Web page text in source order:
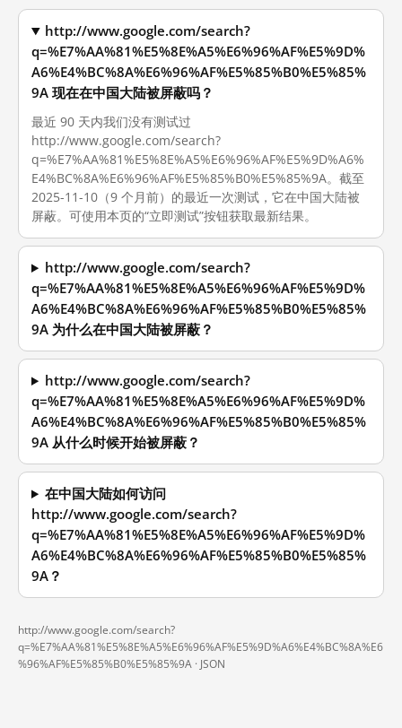
http://www.google.com/search?
q=%E7%AA%81%E5%8E%A5%E6%96%AF%E5%9D%
A6%E4%BC%8A%E6%96%AF%E5%85%B0%E5%85%
9A 现在在中国大陆被屏蔽吗？
最近 90 天内我们没有测试过
http://www.google.com/search?
q=%E7%AA%81%E5%8E%A5%E6%96%AF%E5%9D%A6%
E4%BC%8A%E6%96%AF%E5%85%B0%E5%85%9A。截至
2025-11-10（9 个月前）的最近一次测试，它在中国大陆被
屏蔽。可使用本页的“立即测试”按钮获取最新结果。
http://www.google.com/search?
q=%E7%AA%81%E5%8E%A5%E6%96%AF%E5%9D%
A6%E4%BC%8A%E6%96%AF%E5%85%B0%E5%85%
9A 为什么在中国大陆被屏蔽？
http://www.google.com/search?
q=%E7%AA%81%E5%8E%A5%E6%96%AF%E5%9D%
A6%E4%BC%8A%E6%96%AF%E5%85%B0%E5%85%
9A 从什么时候开始被屏蔽？
在中国大陆如何访问
http://www.google.com/search?
q=%E7%AA%81%E5%8E%A5%E6%96%AF%E5%9D%
A6%E4%BC%8A%E6%96%AF%E5%85%B0%E5%85%
9A？
http://www.google.com/search?
q=%E7%AA%81%E5%8E%A5%E6%96%AF%E5%9D%A6%E4%BC%8A%E6
%96%AF%E5%85%B0%E5%85%9A · JSON